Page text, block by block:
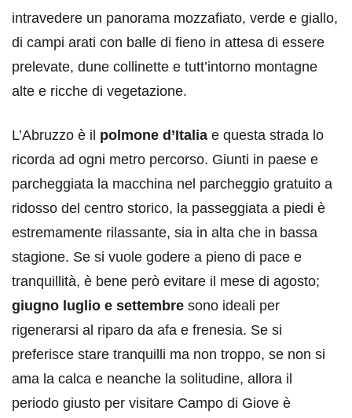
intravedere un panorama mozzafiato, verde e giallo,
di campi arati con balle di fieno in attesa di essere
prelevate, dune collinette e tutt’intorno montagne
alte e ricche di vegetazione.
L’Abruzzo è il polmone d’Italia e questa strada lo
ricorda ad ogni metro percorso. Giunti in paese e
parcheggiata la macchina nel parcheggio gratuito a
ridosso del centro storico, la passeggiata a piedi è
estremamente rilassante, sia in alta che in bassa
stagione. Se si vuole godere a pieno di pace e
tranquillità, è bene però evitare il mese di agosto;
giugno luglio e settembre sono ideali per
rigenerarsi al riparo da afa e frenesia. Se si
preferisce stare tranquilli ma non troppo, se non si
ama la calca e neanche la solitudine, allora il
periodo giusto per visitare Campo di Giove è